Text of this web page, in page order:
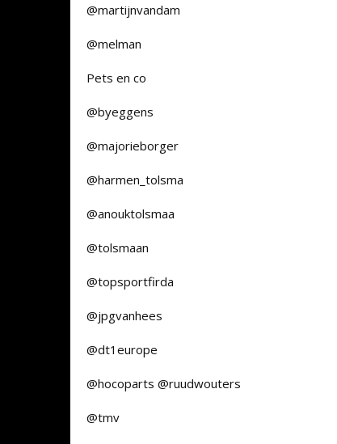
@martijnvandam
@melman
Pets en co
@byeggens
@majorieborger
@harmen_tolsma
@anouktolsmaa
@tolsmaan
@topsportfirda
@jpgvanhees
@dt1europe
@hocoparts @ruudwouters
@tmv